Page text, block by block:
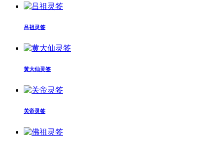
吕祖灵签
黄大仙灵签
关帝灵签